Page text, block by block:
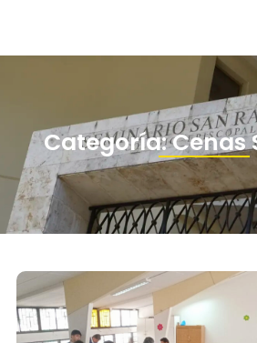
Categoría: Cenas